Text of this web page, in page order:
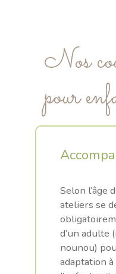
Nos
pour
Selon l’âge
ateliers se
d’un adulte
nounou)
adaptation